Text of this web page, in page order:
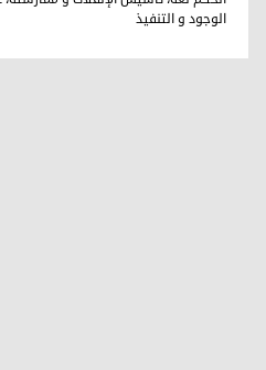
الوجود و التنفيذ